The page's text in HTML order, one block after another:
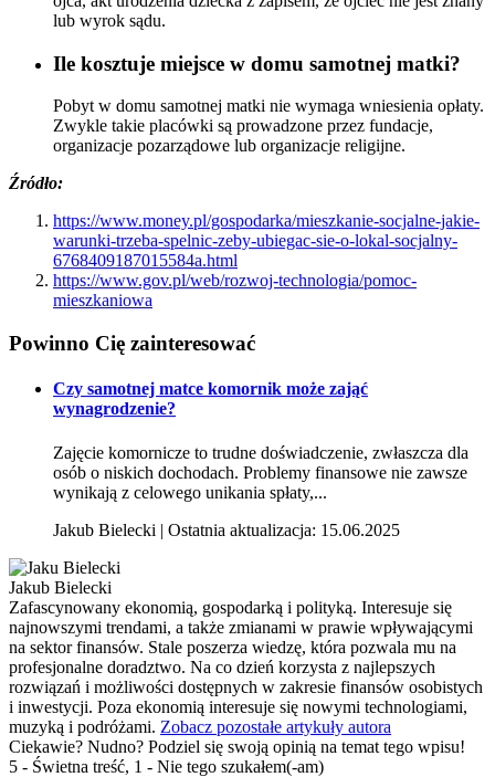
lub wyrok sądu.
Ile kosztuje miejsce w domu samotnej matki?
Pobyt w domu samotnej matki nie wymaga wniesienia opłaty.
Zwykle takie placówki są prowadzone przez fundacje,
organizacje pozarządowe lub organizacje religijne.
Źródło:
https://www.money.pl/gospodarka/mieszkanie-socjalne-jakie-
warunki-trzeba-spelnic-zeby-ubiegac-sie-o-lokal-socjalny-
6768409187015584a.html
https://www.gov.pl/web/rozwoj-technologia/pomoc-
mieszkaniowa
Powinno Cię zainteresować
Czy samotnej matce komornik może zająć
wynagrodzenie?
Zajęcie komornicze to trudne doświadczenie, zwłaszcza dla
osób o niskich dochodach. Problemy finansowe nie zawsze
wynikają z celowego unikania spłaty,...
Jakub Bielecki | Ostatnia aktualizacja: 15.06.2025
Jakub Bielecki
Zafascynowany ekonomią, gospodarką i polityką. Interesuje się
najnowszymi trendami, a także zmianami w prawie wpływającymi
na sektor finansów. Stale poszerza wiedzę, która pozwala mu na
profesjonalne doradztwo. Na co dzień korzysta z najlepszych
rozwiązań i możliwości dostępnych w zakresie finansów osobistych
i inwestycji. Poza ekonomią interesuje się nowymi technologiami,
muzyką i podróżami. Zobacz pozostałe artykuły autora
Ciekawie? Nudno? Podziel się swoją opinią na temat tego wpisu!
5 - Świetna treść, 1 - Nie tego szukałem(-am)